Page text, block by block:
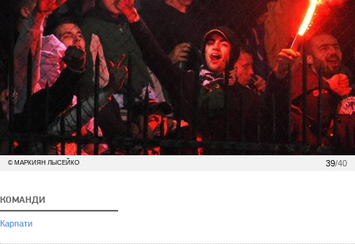
39/40
© МАРКИЯН ЛЫСЕЙКО
КОМАНДИ
Карпати